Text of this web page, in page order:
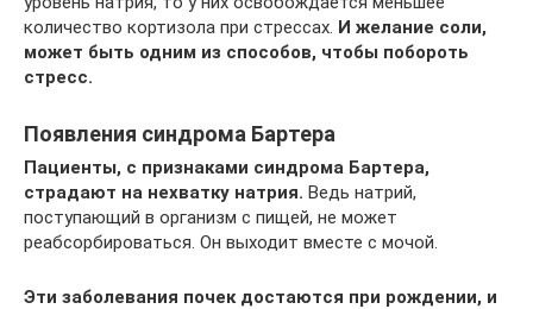
количество кортизола при стрессах. И желание соли,
может быть одним из способов, чтобы побороть
стресс.
Появления синдрома Бартера
Пациенты, с признаками синдрома Бартера,
страдают на нехватку натрия. Ведь натрий,
поступающий в организм с пищей, не может
реабсорбироваться. Он выходит вместе с мочой.
Эти заболевания почек достаются при рождении, и